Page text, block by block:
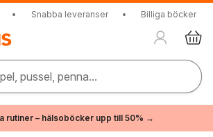
• Snabba leveranser • Billiga böcker
pussel, penna...
rutiner – hälsoböcker upp till 50% →